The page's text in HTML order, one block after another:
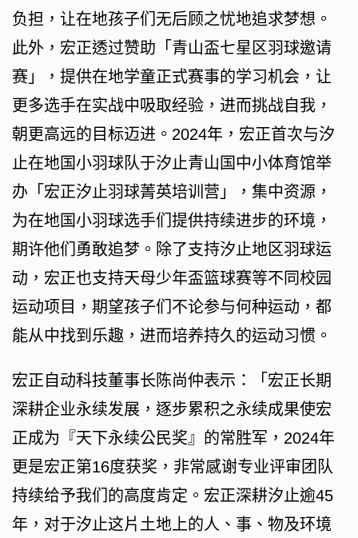
负担，让在地孩子们无后顾之忧地追求梦想。
此外，宏正透过赞助「青山盃七星区羽球邀请
赛」，提供在地学童正式赛事的学习机会，让
更多选手在实战中吸取经验，进而挑战自我，
朝更高远的目标迈进。2024年，宏正首次与汐
止在地国小羽球队于汐止青山国中小体育馆举
办「宏正汐止羽球菁英培训营」，集中资源，
为在地国小羽球选手们提供持续进步的环境，
期许他们勇敢追梦。除了支持汐止地区羽球运
动，宏正也支持天母少年盃篮球赛等不同校园
运动项目，期望孩子们不论参与何种运动，都
能从中找到乐趣，进而培养持久的运动习惯。
宏正自动科技董事长陈尚仲表示：「宏正长期
深耕企业永续发展，逐步累积之永续成果使宏
正成为『天下永续公民奖』的常胜军，2024年
更是宏正第16度获奖，非常感谢专业评审团队
持续给予我们的高度肯定。宏正深耕汐止逾45
年，对于汐止这片土地上的人、事、物及环境